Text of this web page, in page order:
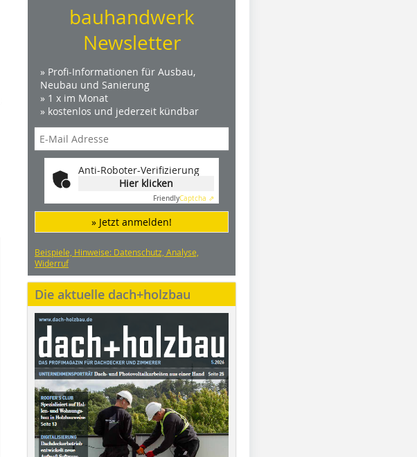
bauhandwerk
Newsletter
» Profi-Informationen für Ausbau,
Neubau und Sanierung
» 1 x im Monat
» kostenlos und jederzeit kündbar
Anti-Roboter-Verifizierung
Hier klicken
FriendlyCaptcha ⇗
» Jetzt anmelden!
Beispiele, Hinweise: Datenschutz, Analyse,
Widerruf
Die aktuelle dach+holzbau